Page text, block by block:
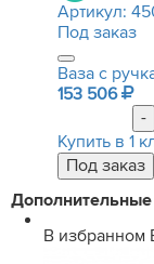
Артикул:
Под заказ
Ваза с
153 506
-
Купить в 1
В избранном